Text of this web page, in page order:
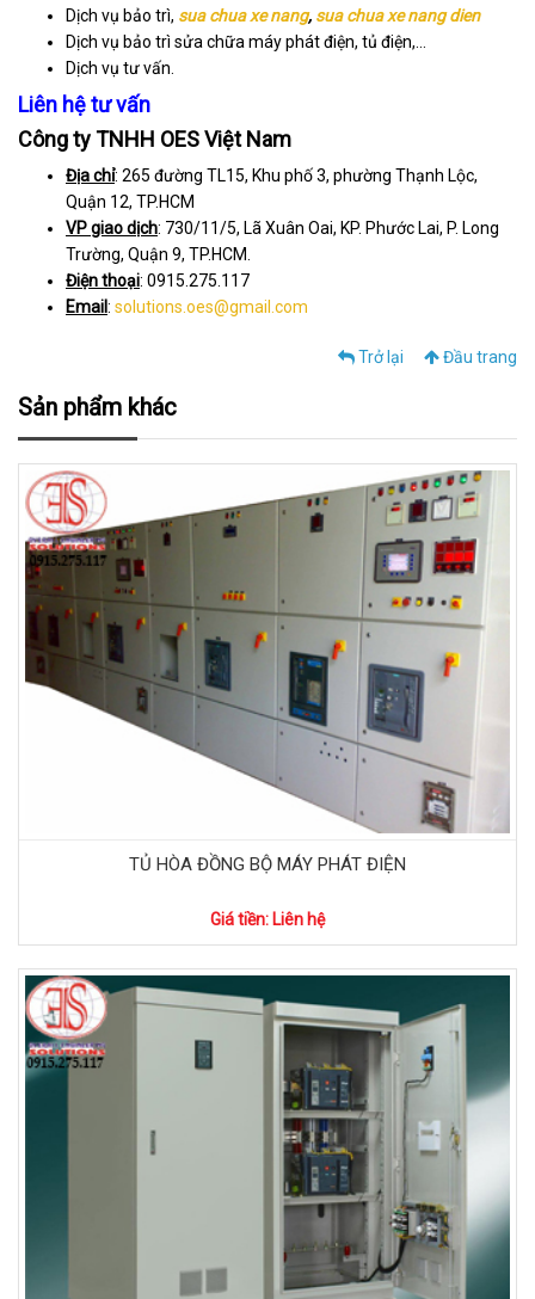
Dịch vụ bảo trì, sua chua xe nang, sua chua xe nang dien
Dịch vụ bảo trì sửa chữa máy phát điện, tủ điện,…
Dịch vụ tư vấn.
Liên hệ tư vấn
Công ty TNHH OES Việt Nam
Địa chỉ: 265 đường TL15, Khu phố 3, phường Thạnh Lộc,
Quận 12, TP.HCM
VP giao dịch: 730/11/5, Lã Xuân Oai, KP. Phước Lai, P. Long
Trường, Quận 9, TP.HCM.
Điện thoại: 0915.275.117
Email: solutions.oes@gmail.com
Trở lại Đầu trang
Sản phẩm khác
TỦ HÒA ĐỒNG BỘ MÁY PHÁT ĐIỆN
Giá tiền: Liên hệ